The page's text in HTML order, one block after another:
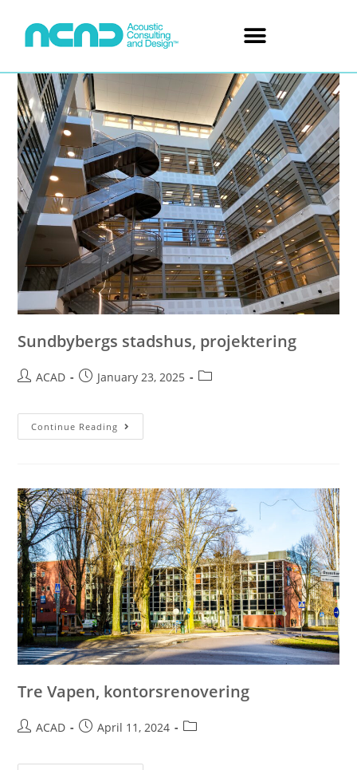
Sundbybergs stadshus, projektering
ACAD January 23, 2025
Continue Reading
Tre Vapen, kontorsrenovering
ACAD April 11, 2024